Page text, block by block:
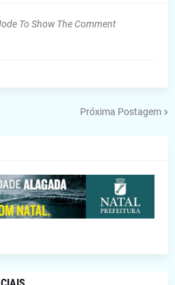
To Show The Comment
Próxima Postagem